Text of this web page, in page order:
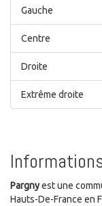
Gauche
Centre
Droite
Extrême droite
Pargnyest une
Hauts-De-France en